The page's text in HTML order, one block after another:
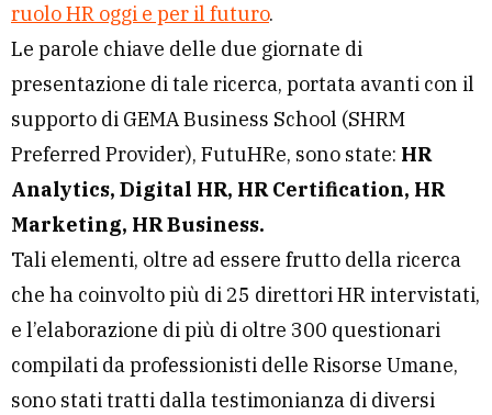
ruolo HR oggi e per il futuro.
Le parole chiave delle due giornate di
presentazione di tale ricerca, portata avanti con il
supporto di GEMA Business School (SHRM
Preferred Provider), FutuHRe, sono state: HR
Analytics, Digital HR, HR Certification, HR
Marketing, HR Business.
Tali elementi, oltre ad essere frutto della ricerca
che ha coinvolto più di 25 direttori HR intervistati,
e l’elaborazione di più di oltre 300 questionari
compilati da professionisti delle Risorse Umane,
sono stati tratti dalla testimonianza di diversi